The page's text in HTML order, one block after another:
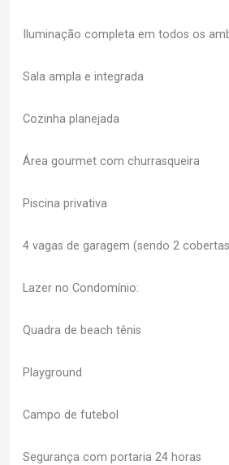
Iluminação completa em todos os
Sala ampla e integrada
Cozinha planejada
Área gourmet com churrasqueira
Piscina privativa
4 vagas de garagem (sendo 2
Lazer no Condomínio:
Quadra de beach tênis
Playground
Campo de futebol
Segurança com portaria 24 horas